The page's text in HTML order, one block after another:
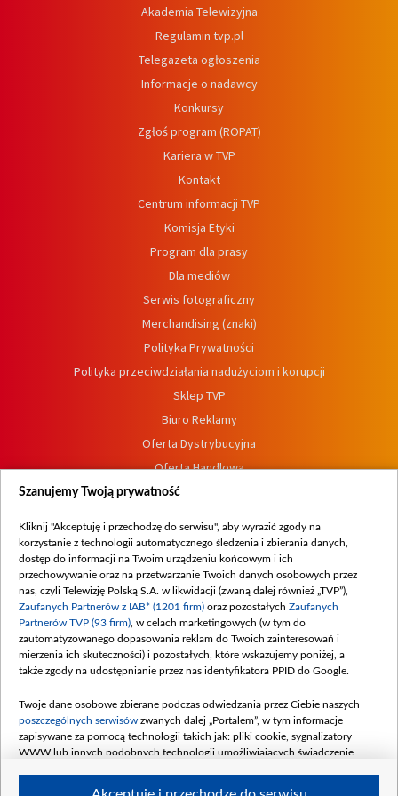
Akademia Telewizyjna
Regulamin tvp.pl
Telegazeta ogłoszenia
Informacje o nadawcy
Konkursy
Zgłoś program (ROPAT)
Kariera w TVP
Kontakt
Centrum informacji TVP
Komisja Etyki
Program dla prasy
Dla mediów
Serwis fotograficzny
Merchandising (znaki)
Polityka Prywatności
Polityka przeciwdziałania nadużyciom i korupcji
Sklep TVP
Biuro Reklamy
Oferta Dystrybucyjna
Oferta Handlowa
Dostępność
Procedura zgłoszeń wewnętrznych
Szanujemy Twoją prywatność
Kliknij "Akceptuję i przechodzę do serwisu", aby wyrazić zgody na
korzystanie z technologii automatycznego śledzenia i zbierania danych,
dostęp do informacji na Twoim urządzeniu końcowym i ich
przechowywanie oraz na przetwarzanie Twoich danych osobowych przez
nas, czyli Telewizję Polską S.A. w likwidacji (zwaną dalej również „TVP”),
Zaufanych Partnerów z IAB* (1201 firm) oraz pozostałych Zaufanych
Partnerów TVP (93 firm) , w celach marketingowych (w tym do
zautomatyzowanego dopasowania reklam do Twoich zainteresowań i
mierzenia ich skuteczności) i pozostałych, które wskazujemy poniżej, a
także zgody na udostępnianie przez nas identyfikatora PPID do Google.
Twoje dane osobowe zbierane podczas odwiedzania przez Ciebie naszych
poszczególnych serwisów zwanych dalej „Portalem”, w tym informacje
zapisywane za pomocą technologii takich jak: pliki cookie, sygnalizatory
WWW lub innych podobnych technologii umożliwiających świadczenie